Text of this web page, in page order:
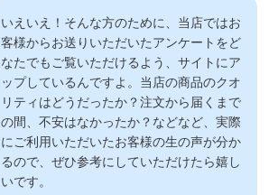
いえいえ！そんな方のために、当店ではお
客様からお送りいただいたアンケートをど
なたでもご覧いただけるよう、サイトにア
ップしているんですよ。当店の商品のクオ
リティはどうだったか？注文から届くまで
の間、不安はなかったか？などなど、実際
にご利用いただいたお客様の生の声が分か
るので、ぜひ参考にしていただけたら嬉し
いです。